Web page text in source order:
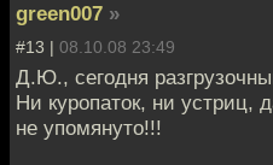
green007 »
#13 | 08.10.08 23:49
Д.Ю., сегодня
Ни куропаток, ни устриц,
не упомянуто!!!